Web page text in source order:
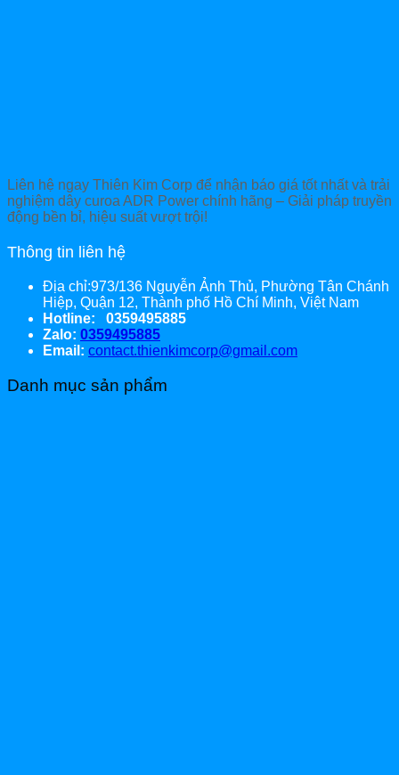
Liên hệ ngay Thiên Kim Corp để nhận báo giá tốt nhất và trải
nghiệm dây curoa ADR Power chính hãng – Giải pháp truyền
động bền bỉ, hiệu suất vượt trội!
Thông tin liên hệ
Địa chỉ:973/136 Nguyễn Ảnh Thủ, Phường Tân Chánh
Hiệp, Quận 12, Thành phố Hồ Chí Minh, Việt Nam
Hotline: 0359495885
Zalo: 0359495885
Email: contact.thienkimcorp@gmail.com
Danh mục sản phẩm